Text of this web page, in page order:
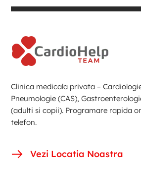
Clinica medicala privata –
Pneumologie (CAS),
(adulti si copii). Programare rapida
telefon.
Vezi Locatia Noastra